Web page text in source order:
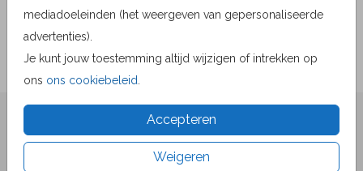
mediadoeleinden (het weergeven van gepersonaliseerde
advertenties).
Je kunt jouw toestemming altijd wijzigen of intrekken op
ons ons cookiebeleid
Accepteren
Weigeren
Prijs:0,45
★★★★☆ Beoordelingen
beoordelingen